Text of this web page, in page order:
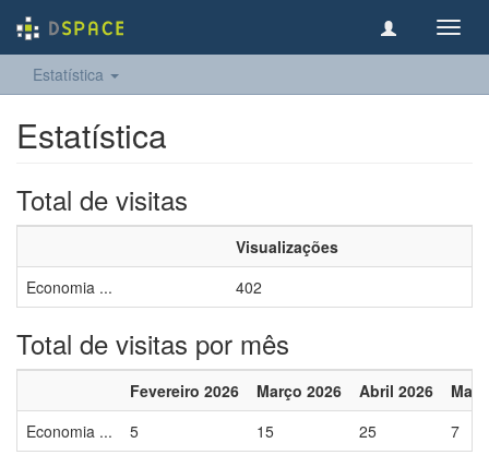
Estatística
Estatística
Total de visitas
Visualizações
Economia ...
402
Total de visitas por mês
Fevereiro 2026 Março 2026 Abril 2026
Economia ...
5 15 25 7